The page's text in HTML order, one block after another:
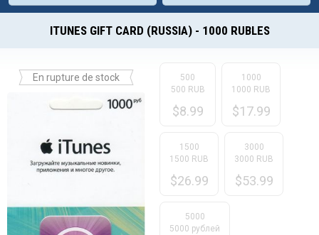
ITUNES GIFT CARD (RUSSIA) - 1000 RUBLES
En rupture de stock
500
500 RUB
$8.99
1000
1000 RUB
$17.99
1500
1500 RUB
$26.99
3000
3000 RUB
$53.99
5000
5000 рублей